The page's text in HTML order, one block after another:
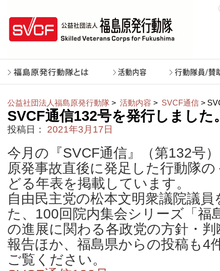
公益社団法人福島原発行動隊 > 活動内容 > SVCF通信 >
SVCF通信132号を発行しました
投稿日： 2021年3月17日
今月の『SVCF通信』（第132号
原発事故直後に発足した行動隊
どる年表を掲載しています。
自由民主党の松本文明衆議院議
た、100回院内集会シリーズ「福
の進展に関わる各政党の方針・
報告ほか、福島県からの投稿も4
ご覧ください。